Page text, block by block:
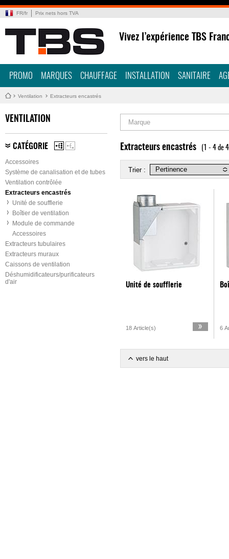
FR/fr Prix nets hors TVA
Vivez l’expérience TBS
PROMO MARQUES CHAUFFAGE INSTALLATION SANITAIRE
Ventilation Extracteurs encastrés
VENTILATION
CATÉGORIE
Accessoires
Système de canalisation et de tubes
Ventilation contrôlée
Extracteurs encastrés
Unité de soufflerie
Boîtier de ventilation
Module de commande
Accessoires
Extracteurs tubulaires
Extracteurs muraux
Caissons de ventilation
Déshumidificateurs/purificateurs
d'air
Marque
Extracteurs encastrés (1 - 4 de
Trier :
Unité de soufflerie
18 Article(s) 6
vers le haut